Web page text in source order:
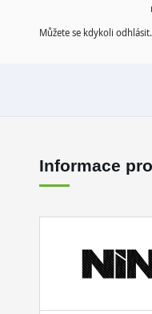
Můžete se kdykoli
Informace